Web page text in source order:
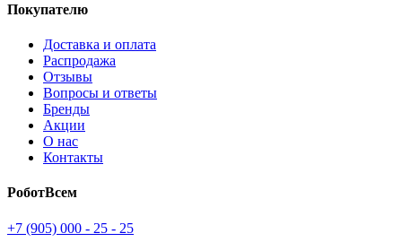
Покупателю
Доставка и оплата
Распродажа
Отзывы
Вопросы и ответы
Бренды
Акции
О нас
Контакты
РоботВсем
+7 (905) 000 - 25 - 25